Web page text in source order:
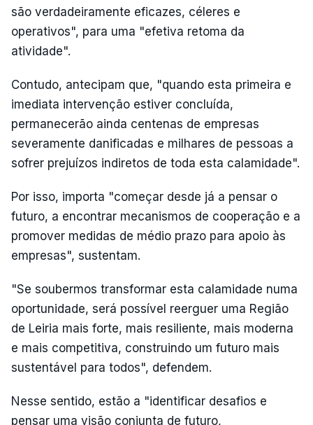
são verdadeiramente eficazes, céleres e
operativos", para uma "efetiva retoma da
atividade".
Contudo, antecipam que, "quando esta primeira e
imediata intervenção estiver concluída,
permanecerão ainda centenas de empresas
severamente danificadas e milhares de pessoas a
sofrer prejuízos indiretos de toda esta calamidade".
Por isso, importa "começar desde já a pensar o
futuro, a encontrar mecanismos de cooperação e a
promover medidas de médio prazo para apoio às
empresas", sustentam.
"Se soubermos transformar esta calamidade numa
oportunidade, será possível reerguer uma Região
de Leiria mais forte, mais resiliente, mais moderna
e mais competitiva, construindo um futuro mais
sustentável para todos", defendem.
Nesse sentido, estão a "identificar desafios e
pensar uma visão conjunta de futuro,